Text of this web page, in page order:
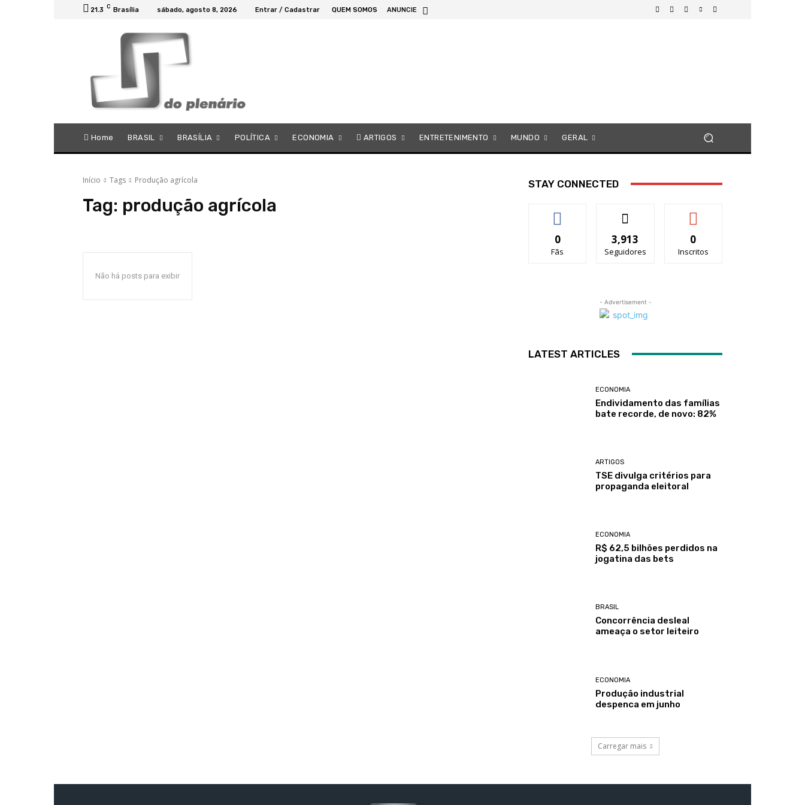
21.3 C Brasília sábado, agosto 8, 2026 Entrar / Cadastrar QUEM SOMOS ANUNCIE
Home BRASIL BRASÍLIA POLÍTICA ECONOMIA ARTIGOS ENTRETENIMENTO MUNDO GERAL
Início Tags Produção agrícola
Tag: produção agrícola
Não há posts para exibir
STAY CONNECTED
0
Fãs
3,913
Seguidores
0
Inscritos
- Advertisement -
LATEST ARTICLES
ECONOMIA
Endividamento das famílias
bate recorde, de novo: 82%
ARTIGOS
TSE divulga critérios para
propaganda eleitoral
ECONOMIA
R$ 62,5 bilhões perdidos na
jogatina das bets
BRASIL
Concorrência desleal
ameaça o setor leiteiro
ECONOMIA
Produção industrial
despenca em junho
Carregar mais